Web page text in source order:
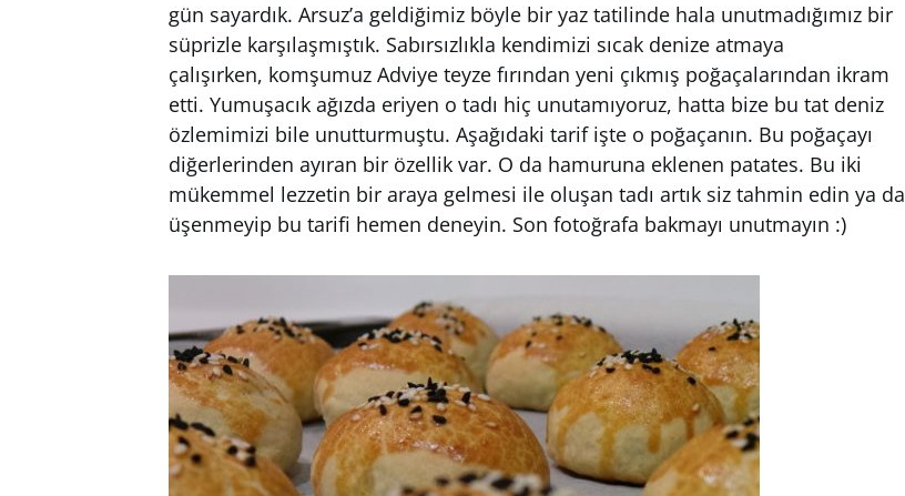
gün sayardık. Arsuz’a geldiğimiz böyle bir yaz tatilinde hala unutmadığımız bir
süprizle karşılaşmıştık. Sabırsızlıkla kendimizi sıcak denize atmaya
çalışırken, komşumuz Adviye teyze fırından yeni çıkmış poğaçalarından ikram
etti. Yumuşacık ağızda eriyen o tadı hiç unutamıyoruz, hatta bize bu tat deniz
özlemimizi bile unutturmuştu. Aşağıdaki tarif işte o poğaçanın. Bu poğaçayı
diğerlerinden ayıran bir özellik var. O da hamuruna eklenen patates. Bu iki
mükemmel lezzetin bir araya gelmesi ile oluşan tadı artık siz tahmin edin ya da
üşenmeyip bu tarifi hemen deneyin. Son fotoğrafa bakmayı unutmayın :)